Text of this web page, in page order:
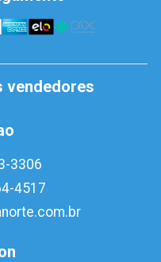
vendedores
3306
4517